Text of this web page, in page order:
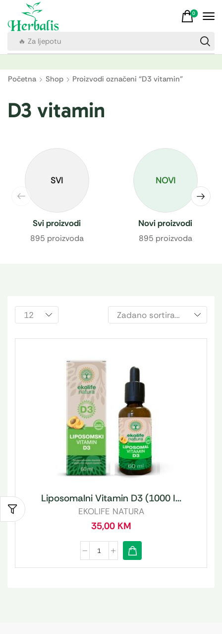
🔥 Za ljepotu
0
Početna Shop Proizvodi označeni “D3 vitamin”
D3 vitamin
SVI
Svi proizvodi
895 proizvoda
NOVI
Novi proizvodi
895 proizvoda
Liposomalni Vitamin D3 (1000 I...
EKOLIFE NATURA
35,00 KM